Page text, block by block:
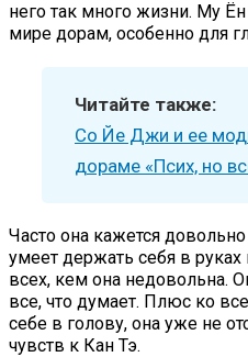
него так много жизни. Му
мире дорам, особенно для
Читайте также:
Со Йе Джи и ее
дораме «Псих, но
Часто она кажется
умеет держать себя в
всех, кем она недовольна.
все, что думает. Плюс ко
себе в голову, она уже не
чувств к Кан Тэ.